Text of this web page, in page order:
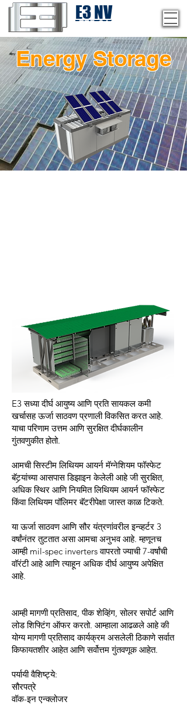
E3 NV
1-775-246-8111
Energy Storage
E3 सध्या दीर्घ आयुष्य आणि प्रति सायकल कमी
खर्चासह ऊर्जा साठवण प्रणाली विकसित करत आहे.
याचा परिणाम उत्तम आणि सुरक्षित दीर्घकालीन
गुंतवणुकीत होतो.
आमची सिस्टीम लिथियम आयर्न मॅग्नेशियम फॉस्फेट
बॅटर्‍यांच्या आसपास डिझाइन केलेली आहे जी सुरक्षित,
अधिक स्थिर आणि नियमित लिथियम आयर्न फॉस्फेट
किंवा लिथियम पॉलिमर बॅटरीपेक्षा जास्त काळ टिकते.
या ऊर्जा साठवण आणि सौर यंत्रणांवरील इन्व्हर्टर 3
वर्षांनंतर तुटतात असा आमचा अनुभव आहे. म्हणूनच
आम्ही mil-spec inverters वापरतो ज्याची 7-वर्षांची
वॉरंटी आहे आणि त्याहून अधिक दीर्घ आयुष्य अपेक्षित
आहे.
आम्ही मागणी प्रतिसाद, पीक शेव्हिंग, सोलर सपोर्ट आणि
लोड शिफ्टिंग ऑफर करतो. आम्हाला आढळले आहे की
योग्य मागणी प्रतिसाद कार्यक्रम असलेली ठिकाणे सर्वात
किफायतशीर आहेत आणि सर्वोत्तम गुंतवणूक आहेत.
पर्यायी वैशिष्ट्ये:
सौरपत्रे
वॉक-इन एन्क्लोजर